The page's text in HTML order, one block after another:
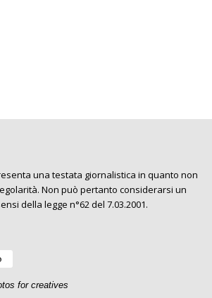
una testata giornalistica in quanto non
Non può pertanto considerarsi un
della legge n°62 del 7.03.2001.
for creatives